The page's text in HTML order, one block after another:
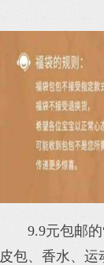
9.9元包邮
皮包、香水、